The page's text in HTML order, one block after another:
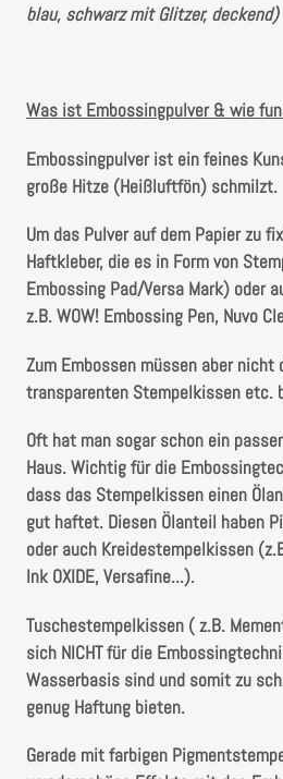
blau, schwarz mit Glitzer, deckend)
Was ist Embossingpulver & wie
Embossingpulver ist ein feines
große Hitze (Heißluftfön) schmilzt.
Um das Pulver auf dem Papier zu
Haftkleber, die es in Form von
Embossing Pad/Versa Mark) oder
z.B. WOW! Embossing Pen, Nuvo
Zum Embossen müssen aber nicht
transparenten Stempelkissen etc.
Oft hat man sogar schon ein
Haus. Wichtig für die
dass das Stempelkissen einen
gut haftet. Diesen Ölanteil haben
oder auch Kreidestempelkissen
Ink OXIDE, Versafine...).
Tuschestempelkissen ( z.B.
sich NICHT für die
Wasserbasis sind und somit zu
genug Haftung bieten.
Gerade mit farbigen